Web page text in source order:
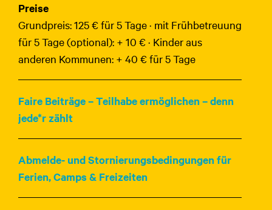
Preise
Grundpreis: 125 € für 5 Tage · mit Frühbetreuung
für 5 Tage (optional): + 10 € · Kinder aus
anderen Kommunen: + 40 € für 5 Tage
Faire Beiträge – Teilhabe ermöglichen – denn
jede*r zählt
Abmelde- und Stornierungsbedingungen für
Ferien, Camps & Freizeiten